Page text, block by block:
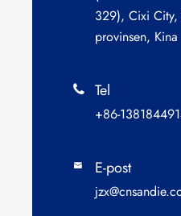
329), Cixi City,
provinsen, Kina
 Tel
+86-
 E-post